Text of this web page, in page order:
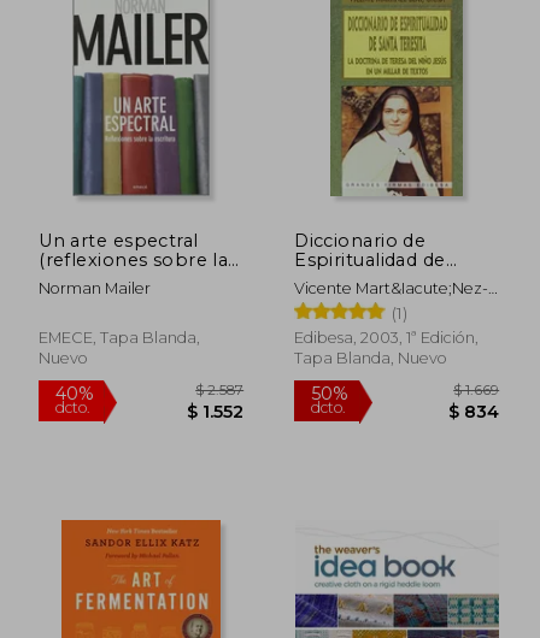
40% $ 3.144 15%
Un arte espectral
(reflexiones sobre la
escritura)
Norman Mailer
EMECE, Tapa Blanda,
Nuevo
Diccionario de
Espiritualidad de
Santa Teresita: La
Doctrina de Teresa
del Niño Jesús en un
Millar de Textos
(Grandes Firmas
Vicente Mart&Iacute;Nez-
Blat
(1)
Edibesa, 2003, 1ª Edición,
Tapa Blanda, Nuevo